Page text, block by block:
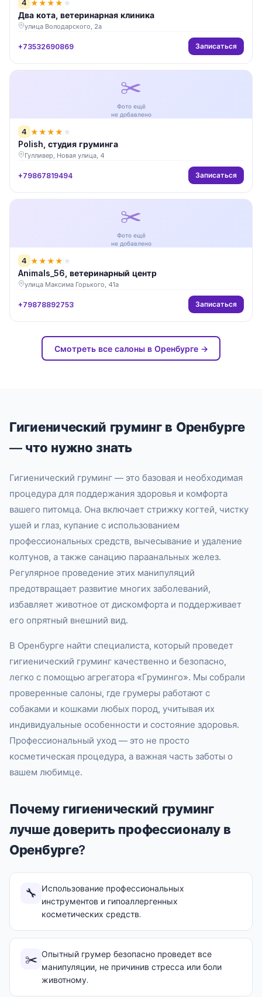
4 ★★★★ ★
Два кота, ветеринарная клиника
улица Володарского, 2а
+73532690869 Записаться
✂️
Фото ещё
не добавлено
4 ★★★★ ★
Polish, студия груминга
Гулливер, Новая улица, 4
+79867819494 Записаться
✂️
Фото ещё
не добавлено
4 ★★★★ ★
Animals_56, ветеринарный центр
улица Максима Горького, 41а
+79878892753 Записаться
Смотреть все салоны в Оренбурге →
Гигиенический груминг в Оренбурге
— что нужно знать
Гигиенический груминг — это базовая и необходимая
процедура для поддержания здоровья и комфорта
вашего питомца. Она включает стрижку когтей, чистку
ушей и глаз, купание с использованием
профессиональных средств, вычесывание и удаление
колтунов, а также санацию параанальных желез.
Регулярное проведение этих манипуляций
предотвращает развитие многих заболеваний,
избавляет животное от дискомфорта и поддерживает
его опрятный внешний вид.
В Оренбурге найти специалиста, который проведет
гигиенический груминг качественно и безопасно,
легко с помощью агрегатора «Груминго». Мы собрали
проверенные салоны, где грумеры работают с
собаками и кошками любых пород, учитывая их
индивидуальные особенности и состояние здоровья.
Профессиональный уход — это не просто
косметическая процедура, а важная часть заботы о
вашем любимце.
Почему гигиенический груминг
лучше доверить профессионалу в
Оренбурге?
🔧
Использование профессиональных
инструментов и гипоаллергенных
косметических средств.
✂️ Опытный грумер безопасно проведет все
манипуляции, не причинив стресса или боли
животному.